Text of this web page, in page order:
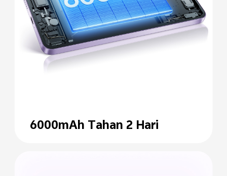
6000mAh Tahan 2 Hari